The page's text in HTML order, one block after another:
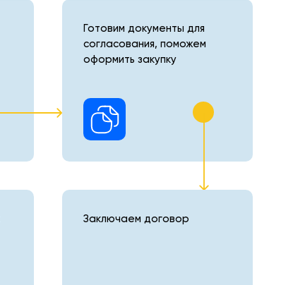
Готовим документы для
согласования, поможем
оформить закупку
Заключаем договор